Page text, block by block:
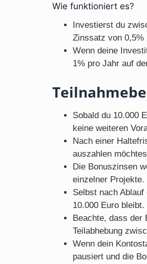
Wie funktioniert es?
Investierst du
Zinssatz von 0,5%
Wenn deine
1% pro Jahr auf
Sobald du 10.000
keine weiteren
Nach einer
auszahlen
Die Bonuszinsen
einzelner Projekte.
Selbst nach
10.000 Euro bleibt.
Beachte, dass der
Teilabhebung
Wenn dein
pausiert und die